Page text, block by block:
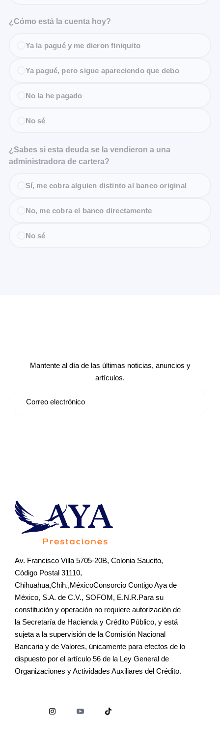
¿Cómo está la cuenta hoy?
Ya la pagué y me dieron finiquito
Ya pagué, pero sigue apareciendo que debo
No la he pagado
No sé
¿Sabes si esta deuda se la vendieron a una
administradora de cartera?
Sí, me cobra alguien distinto al banco original
No, me cobra el banco directamente
No sé
Mantente al día de las últimas noticias, anuncios y
artículos.
Av. Francisco Villa 5705-20B, Colonia Saucito,
Código Postal 31110,
Chihuahua,Chih.,MéxicoConsorcio Contigo Aya de
México, S.A. de C.V., SOFOM, E.N.R.Para su
constitución y operación no requiere autorización de
la Secretaría de Hacienda y Crédito Público, y está
sujeta a la supervisión de la Comisión Nacional
Bancaria y de Valores, únicamente para efectos de lo
dispuesto por el artículo 56 de la Ley General de
Organizaciones y Actividades Auxiliares del Crédito.